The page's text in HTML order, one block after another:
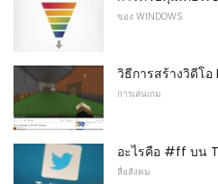
ของ WINDOWS
วิธีการสร้างวิดีโ
การเล่นเกม
อะไรคือ #ff บน
สื่อสังคม